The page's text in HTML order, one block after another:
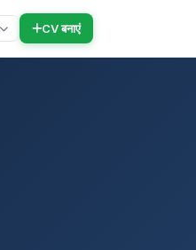
CV बनाएं